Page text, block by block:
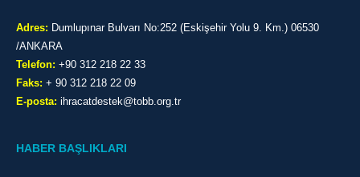
Adres: Dumlupınar Bulvarı No:252 (Eskişehir Yolu 9. Km.) 06530
/ANKARA
Telefon: +90 312 218 22 33
Faks: + 90 312 218 22 09
E-posta: ihracatdestek@tobb.org.tr
HABER BAŞLIKLARI